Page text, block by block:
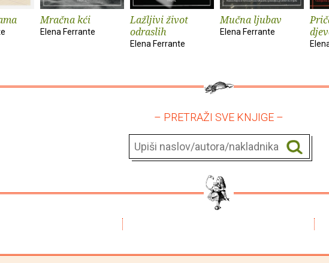
Mračna kći
Elena Ferrante
Lažljivi život
odraslih
Elena Ferrante
Mučna ljubav
Elena Ferrante
– PRETRAŽI SVE KNJIGE –